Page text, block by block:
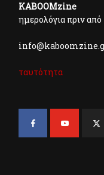
KABOOMzine
ημερολόγια πριν
ταυτότητα